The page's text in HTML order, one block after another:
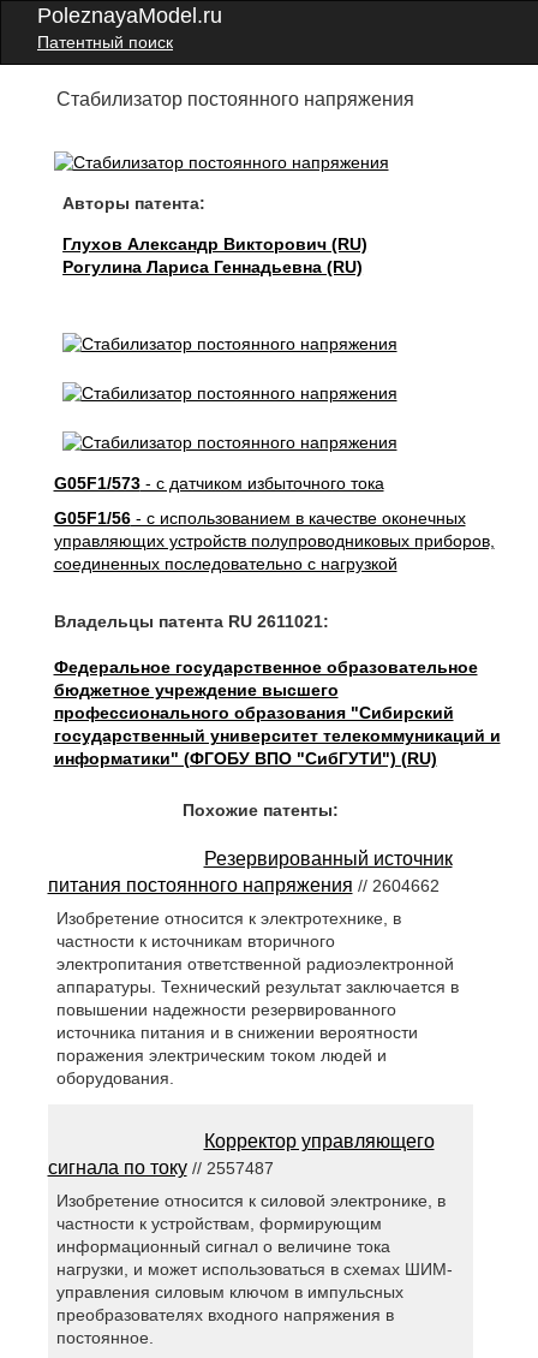
PoleznayaModel.ru
Патентный поиск
Стабилизатор постоянного напряжения
Авторы патента:
Глухов Александр Викторович (RU)
Рогулина Лариса Геннадьевна (RU)
G05F1/573- с датчиком избыточного тока
G05F1/56- с использованием в качестве оконечных
управляющих устройств полупроводниковых приборов,
соединенных последовательно с нагрузкой
Владельцы патента RU 2611021:
Федеральное государственное образовательное
бюджетное учреждение высшего
профессионального образования "Сибирский
государственный университет телекоммуникаций и
информатики" (ФГОБУ ВПО "СибГУТИ") (RU)
Похожие патенты:
Резервированный источник
питания постоянного напряжения // 2604662
Изобретение относится к электротехнике, в
частности к источникам вторичного
электропитания ответственной радиоэлектронной
аппаратуры. Технический результат заключается в
повышении надежности резервированного
источника питания и в снижении вероятности
поражения электрическим током людей и
оборудования.
Корректор управляющего
сигнала по току// 2557487
Изобретение относится к силовой электронике, в
частности к устройствам, формирующим
информационный сигнал о величине тока
нагрузки, и может использоваться в схемах ШИМ-
управления силовым ключом в импульсных
преобразователях входного напряжения в
постоянное.